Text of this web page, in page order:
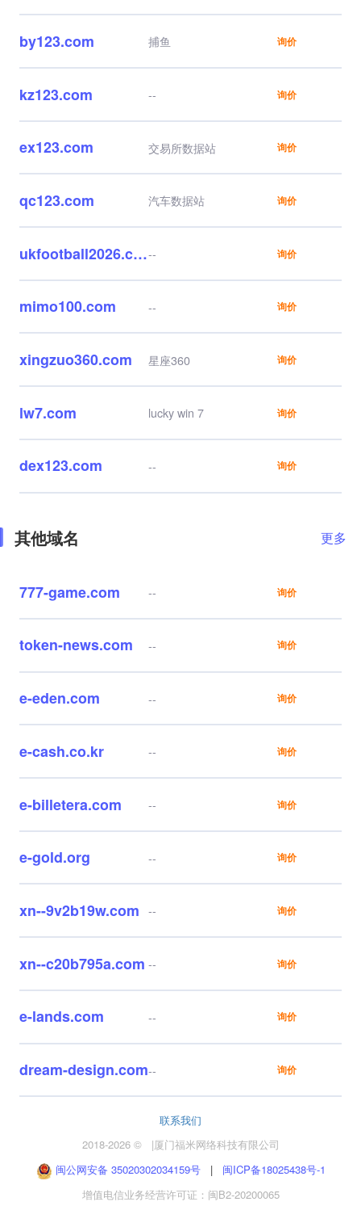
by123.com 捕鱼 询价
kz123.com -- 询价
ex123.com 交易所数据站 询价
qc123.com 汽车数据站 询价
ukfootball2026.com-- 询价
mimo100.com -- 询价
xingzuo360.com 星座360 询价
lw7.com lucky win 7 询价
dex123.com -- 询价
其他域名 更多
777-game.com -- 询价
token-news.com -- 询价
e-eden.com -- 询价
e-cash.co.kr -- 询价
e-billetera.com -- 询价
e-gold.org -- 询价
xn--9v2b19w.com -- 询价
xn--c20b795a.com -- 询价
e-lands.com -- 询价
dream-design.com-- 询价
联系我们
2018-2026 ©
|厦门福米网络科技有限公司
闽公网安备 35020302034159号
|
闽ICP备18025438号-1
增值电信业务经营许可证：闽B2-20200065